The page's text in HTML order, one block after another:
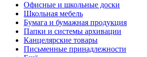
Офисные и школьные доски
Школьная мебель
Бумага и бумажная продукция
Папки и системы архивации
Канцелярские товары
Письменные принадлежности